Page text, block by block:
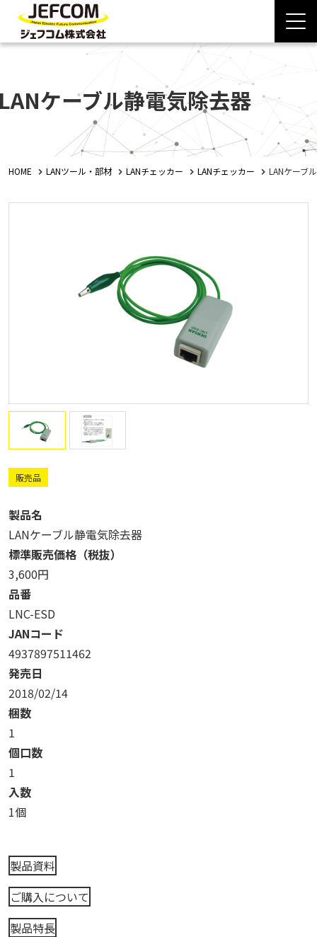
ケーブル静電気除去器
HOME LANツール・部材 LANチェッカー LANチェッカー LANケーブ
販売品
製品名
LANケーブル静電気除去器
標準販売価格（税抜）
3,600円
品番
LNC-ESD
JANコード
4937897511462
発売日
2018/02/14
梱数
1
個口数
1
入数
1個
製品資料
ご購入について
製品特長